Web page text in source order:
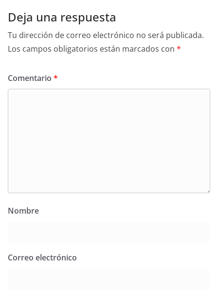
Deja una respuesta
Tu dirección de correo electrónico no será publicada.
Los campos obligatorios están marcados con *
Comentario *
Nombre
Correo electrónico